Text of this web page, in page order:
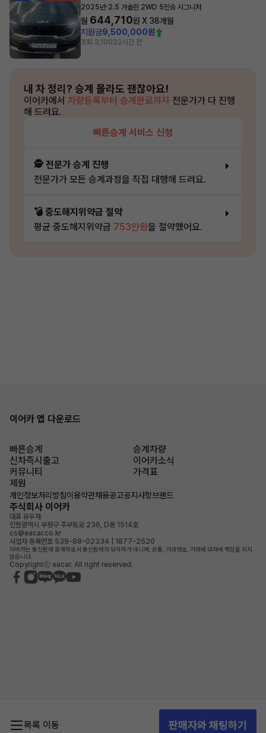
목록 이동 판매자와 채팅하기
2025년·2.5 가솔린 2WD 5인승 시그니처
월 644,710원 X 38개월
지원금9,500,000원
조회 2,10022시간 전
내 차 정리? 승계 몰라도 괜찮아요!
이어카에서 차량등록부터 승계완료까지 전문가가 다 진행
해 드려요.
빠른승계 서비스 신청
🕵️ 전문가 승계 진행
전문가가 모든 승계과정을 직접 대행해 드려요.
💣 중도해지위약금 절약
평균 중도해지위약금 753만원을 절약했어요.
이어카 앱 다운로드
빠른승계
승계차량
신차즉시출고
이어카소식
커뮤니티
가격표
제원
개인정보처리방침이용약관채용공고공지사항브랜드
주식회사 이어카
대표 유우재
인천광역시 부평구 주부토로 236, D동 1514호
cs@eacar.co.kr
사업자 등록번호 539-88-02334 | 1877-2520
이어카는 통신판매 중개자로서 통신판매의 당사자가 아니며, 상품, 거래정보, 거래에 대하여 책임을 지지
않습니다.
Copyrightⓒ eacar. All right reserved.